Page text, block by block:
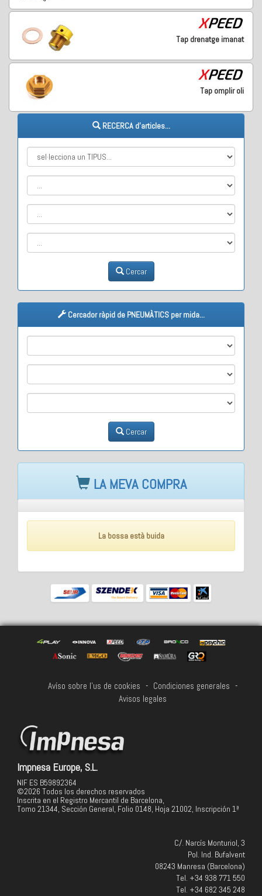
Tap drenatge imanat
Tap omplir oli
RECERCA d'articles...
Cercar
Cercador ràpid de PNEUMÀTICS per mida...
Cercar
LA MEVA COMPRA
La bossa està buida
Avíso sobre l'us de cookies - Condiciones generales -
Avisos legales
Impnesa Europe, S.L.
NIF ES B59892364
©2026 Todos los derechos reservados
Inscrita en el Registro Mercantil de Barcelona,
Tomo 21344, Sección General, Folio 0148, Hoja 21002, Inscripción 1ª
C/. Narcís Monturiol, 3
Pol. Ind. Bufalvent
08243 Manresa (Barcelona)
Tel. +34 938 771 550
Tel. +34 682 345 248